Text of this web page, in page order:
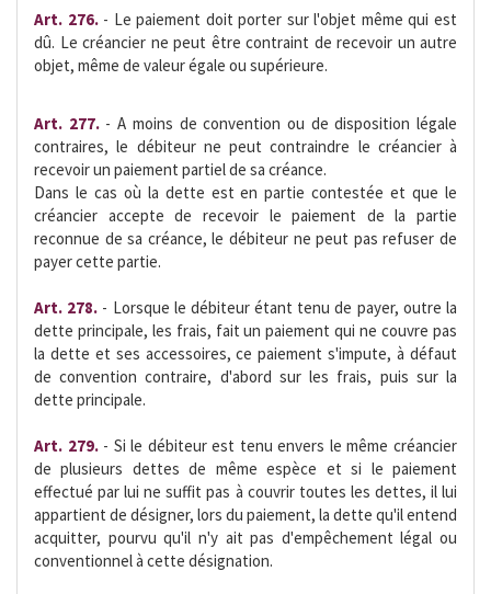
Art. 276. - Le paiement doit porter sur l'objet même qui est
dû. Le créancier ne peut être contraint de recevoir un autre
objet, même de valeur égale ou supérieure.
Art. 277. - A moins de convention ou de disposition légale
contraires, le débiteur ne peut contraindre le créancier à
recevoir un paiement partiel de sa créance.
Dans le cas où la dette est en partie contestée et que le
créancier accepte de recevoir le paiement de la partie
reconnue de sa créance, le débiteur ne peut pas refuser de
payer cette partie.
Art. 278. - Lorsque le débiteur étant tenu de payer, outre la
dette principale, les frais, fait un paiement qui ne couvre pas
la dette et ses accessoires, ce paiement s'impute, à défaut
de convention contraire, d'abord sur les frais, puis sur la
dette principale.
Art. 279.- Si le débiteur est tenu envers le même créancier
de plusieurs dettes de même espèce et si le paiement
effectué par lui ne suffit pas à couvrir toutes les dettes, il lui
appartient de désigner, lors du paiement, la dette qu'il entend
acquitter, pourvu qu'il n'y ait pas d'empêchement légal ou
conventionnel à cette désignation.